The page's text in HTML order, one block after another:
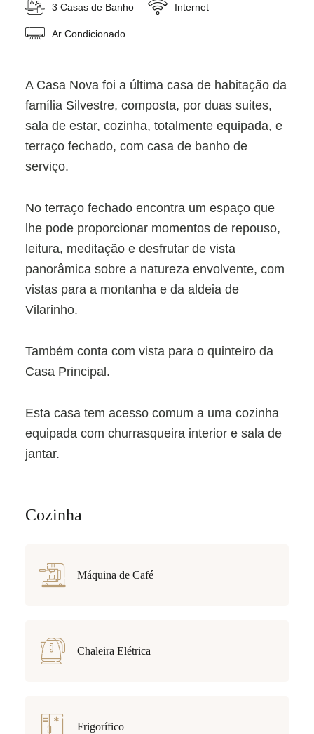
3 Casas de Banho Internet
Ar Condicionado
A Casa Nova foi a última casa de habitação da
família Silvestre, composta, por duas suites,
sala de estar, cozinha, totalmente equipada, e
terraço fechado, com casa de banho de
serviço.
No terraço fechado encontra um espaço que
lhe pode proporcionar momentos de repouso,
leitura, meditação e desfrutar de vista
panorâmica sobre a natureza envolvente, com
vistas para a montanha e da aldeia de
Vilarinho.
Também conta com vista para o quinteiro da
Casa Principal.
Esta casa tem acesso comum a uma cozinha
equipada com churrasqueira interior e sala de
jantar.
Cozinha
Máquina de Café
Chaleira Elétrica
Frigorífico